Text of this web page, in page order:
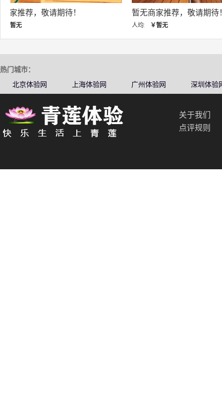
暂无商家推荐，敬请期待！
人均:
暂无商家推荐，
人均:
热门城市：
北京体验网
上海体验网 广州体验网 深圳体验
关于我们
点评规则